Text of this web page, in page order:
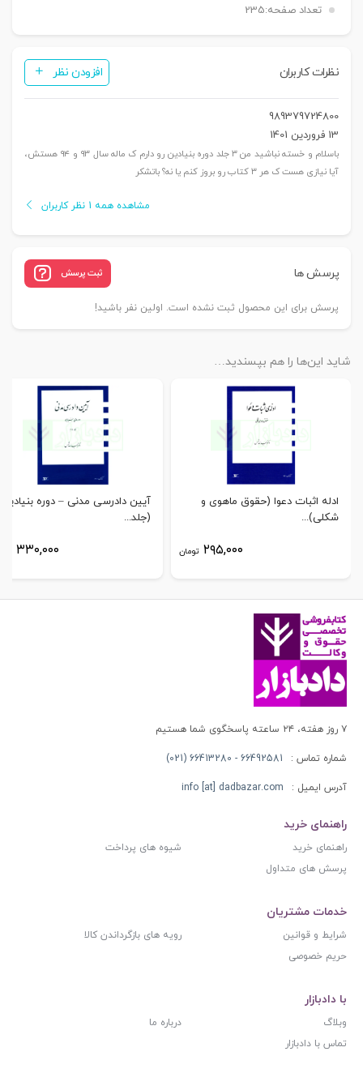
تعداد صفحه:235
نظرات کاربران افزودن نظر
989379724800
13 فروردین 1401
باسلام و خسته نباشید من ۳ جلد دوره بنیادین رو دارم ک ماله سال ۹۳ و ۹۴ هستش،
آیا نیازی هست ک هر ۳ کتاب رو بروز کنم یا نه؟ باتشکر
مشاهده همه 1 نظر کاربران
پرسش ها ثبت پرسش
پرسش برای این محصول ثبت نشده است. اولین نفر باشید!
شاید این‌ها را هم بپسندید…
ادله اثبات دعوا (حقوق ماهوی و
شکلی)...
۲۹۵,۰۰۰ تومان
آیین دادرسی مدنی – دوره بنیادین
(جلد...
۳۳۰,۰۰۰
۷ روز هفته، ۲۴ ساعته پاسخگوی شما هستیم
شماره تماس : 66492581 - 66413280 (021)
آدرس ایمیل : info [at] dadbazar.com
راهنمای خرید
راهنمای خرید
شیوه های پرداخت
پرسش های متداول
خدمات مشتریان
شرایط و قوانین
رویه های بازگرداندن کالا
حریم خصوصی
با دادبازار
وبلاگ
درباره ما
تماس با دادبازار